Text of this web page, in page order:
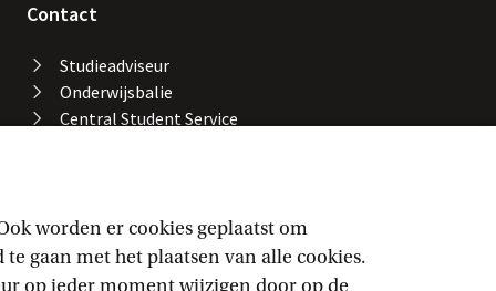
worden er cookies geplaatst om
gaan met het plaatsen van alle cookies.
op ieder moment wijzigen door op de
Contact
Studieadviseur
Onderwijsbalie
Central Student Service
Facility Services
Locaties en gebouwen
UvA-alarmnummer